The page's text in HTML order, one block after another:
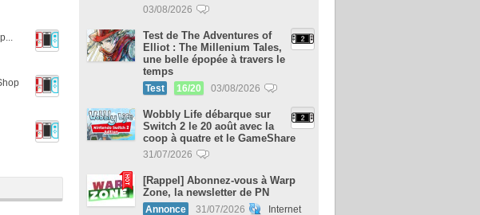
03/08/2026
Test de The Adventures of
Elliot : The Millenium Tales,
une belle épopée à travers le
temps
Test 16/20 03/08/2026
Wobbly Life débarque sur
Switch 2 le 20 août avec la
coop à quatre et le GameShare
31/07/2026
[Rappel] Abonnez-vous à Warp
Zone, la newsletter de PN
Annonce 31/07/2026 Internet